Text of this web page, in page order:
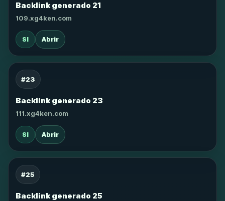
Backlink generado 21
109.xg4ken.com
SI Abrir
#23
Backlink generado 23
111.xg4ken.com
SI Abrir
#25
Backlink generado 25